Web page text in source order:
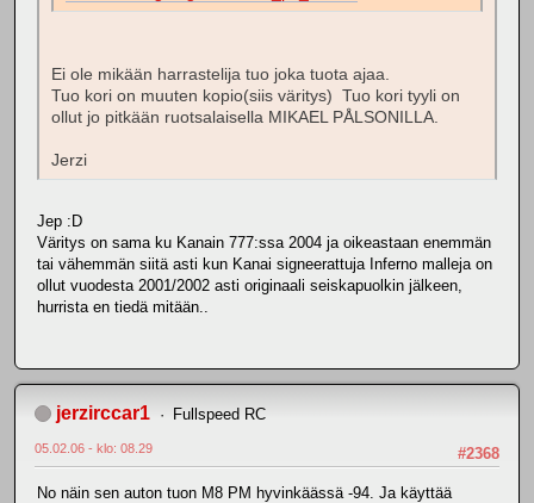
Ei ole mikään harrastelija tuo joka tuota ajaa.
Tuo kori on muuten kopio(siis väritys) Tuo kori tyyli on
ollut jo pitkään ruotsalaisella MIKAEL PÅLSONILLA.
Jerzi
Jep :D
Väritys on sama ku Kanain 777:ssa 2004 ja oikeastaan enemmän
tai vähemmän siitä asti kun Kanai signeerattuja Inferno malleja on
ollut vuodesta 2001/2002 asti originaali seiskapuolkin jälkeen,
hurrista en tiedä mitään..
jerzirccar1 Fullspeed RC
#2368
05.02.06 - klo: 08.29
No näin sen auton tuon M8 PM hyvinkäässä -94. Ja käyttää